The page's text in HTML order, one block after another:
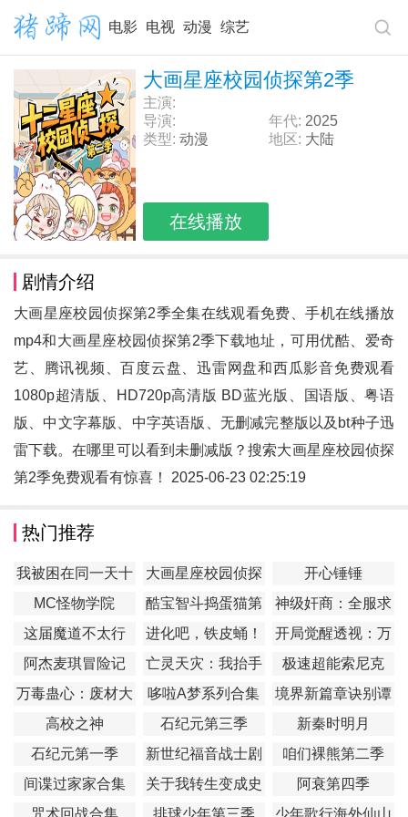
电影 电视 动漫 综艺
大画星座校园侦探第2季
主演:
导演:
年代: 2025
类型: 动漫 地区: 大陆
在线播放
剧情介绍
大画星座校园侦探第2季全集在线观看免费、手机在线播放
mp4和大画星座校园侦探第2季下载地址，可用优酷、爱奇
艺、腾讯视频、百度云盘、迅雷网盘和西瓜影音免费观看
1080p超清版、HD720p高清版 BD蓝光版、国语版、粤语
版、中文字幕版、中字英语版、无删减完整版以及bt种子迅
雷下载。在哪里可以看到未删减版？搜索大画星座校园侦探
第2季免费观看有惊喜！ 2025-06-23 02:25:19
热门推荐
我被困在同一天十
万年
大画星座校园侦探
第2季
开心锤锤
MC怪物学院
酷宝智斗捣蛋猫第
1季
神级奸商：全服求
我别薅了
这届魔道不太行 进化吧，铁皮蛹！
开局觉醒透视：万
物皆透,我即无敌
阿杰麦琪冒险记
亡灵天灾：我抬手
百万骨海
极速超能索尼克
万毒蛊心：废材大
小姐杀疯了
哆啦A梦系列合集
境界新篇章诀别谭
篇
高校之神 石纪元第三季
新秦时明月
石纪元第一季
新世纪福音战士剧
场版：Q
咱们裸熊第二季
间谍过家家合集
​关于我转生变成史
莱姆这档事第一季
阿衰第四季
咒术回战合集
排球少年第三季 少年歌行海外仙山